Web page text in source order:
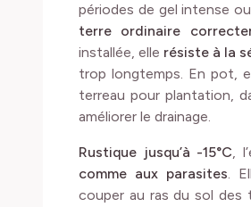
périodes de gel intense
terre ordinaire
installée, elle résiste à la
trop longtemps. En pot,
terreau pour plantation,
améliorer le drainage.
Rustique jusqu’à -15°C,
comme aux parasites.
couper au ras du sol des